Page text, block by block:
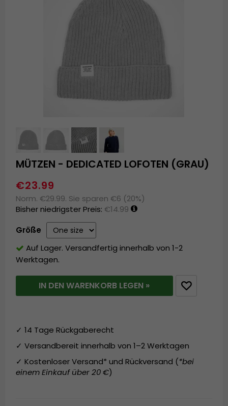
MÜTZEN - DEDICATED LOFOTEN (GRAU)
€23.99
Norm. €29.99. Sie sparen €6 (20%)
Bisher niedrigster Preis: €14.99
Größe
Auf Lager. Versandfertig innerhalb von 1-2
Werktagen.
IN DEN WARENKORB LEGEN »
✓ 14 Tage Rückgaberecht
✓ Versandbereit innerhalb von 1–2 Werktagen
✓ Kostenloser Versand* und Rückversand (*bei
einem Einkauf über 20 €)